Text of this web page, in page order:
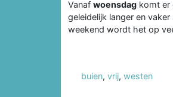
Vanaf woensdag komt er
geleidelijk langer en
weekend wordt het op
buien, vrij, westen